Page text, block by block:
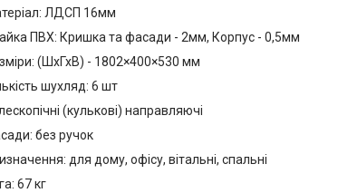
ЛДСП 16мм
ПВХ: Кришка та фасади - 2мм, Корпус - 0,5мм
(ШхГхВ) - 1802×400×530 мм
шухляд: 6 шт
(кулькові) направляючі
без ручок
для дому, офісу, вітальні, спальні
67 кг